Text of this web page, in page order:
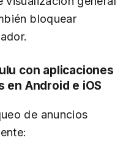
bloquear
con aplicaciones
en Android e iOS
de anuncios